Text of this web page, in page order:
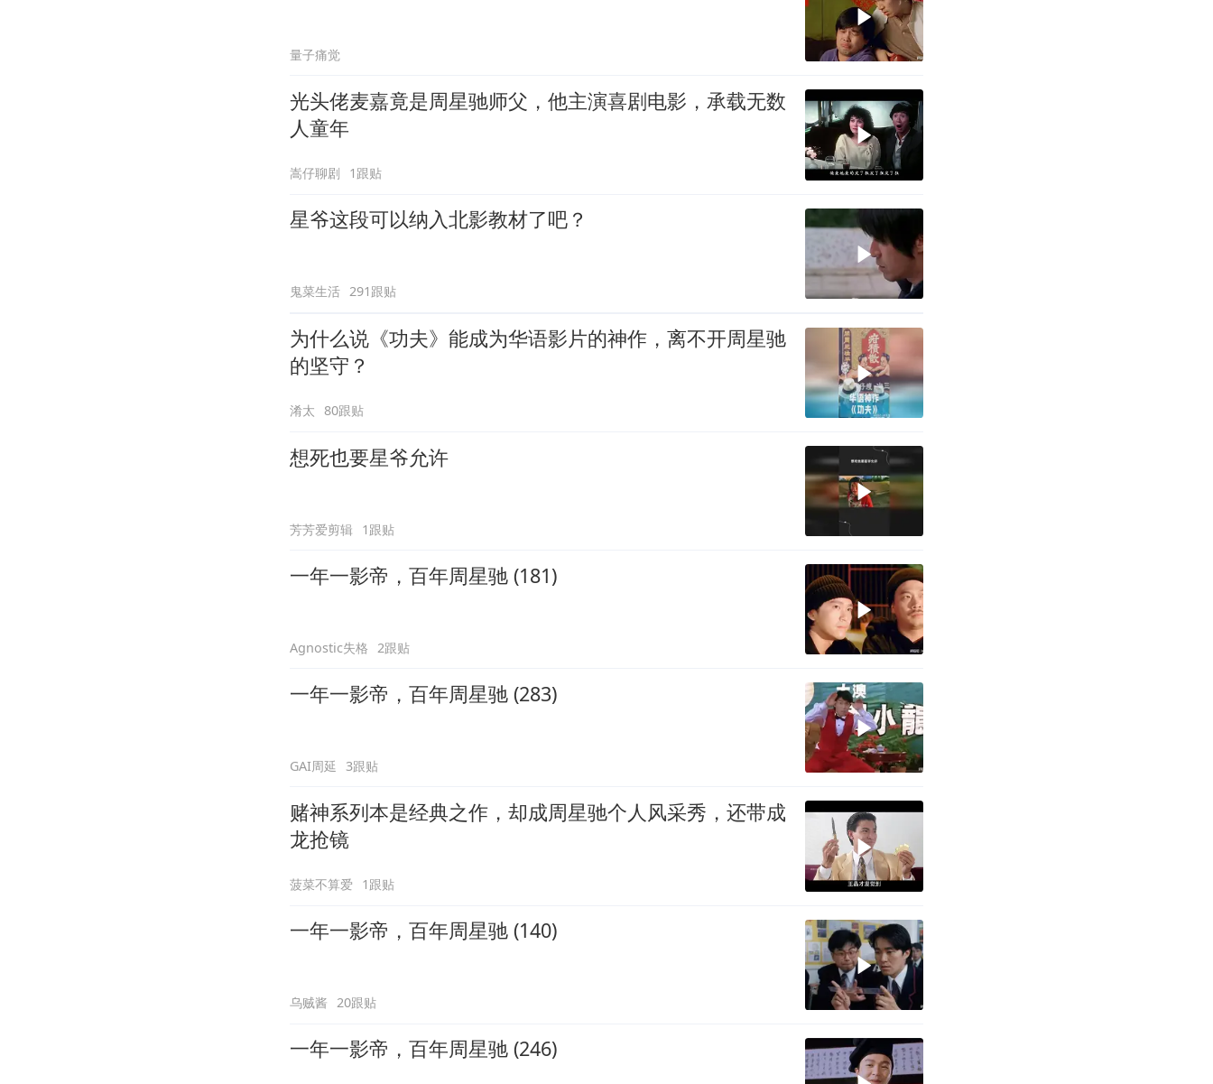
量子痛觉
光头佬麦嘉竟是周星驰师父，他主演喜剧电影，承载无数
人童年
嵩仔聊剧 1跟贴
星爷这段可以纳入北影教材了吧？
鬼菜生活 291跟贴
为什么说《功夫》能成为华语影片的神作，离不开周星驰
的坚守？
淆太 80跟贴
想死也要星爷允许
芳芳爱剪辑 1跟贴
一年一影帝，百年周星驰 (181)
Agnostic失格 2跟贴
一年一影帝，百年周星驰 (283)
GAI周延 3跟贴
赌神系列本是经典之作，却成周星驰个人风采秀，还带成
龙抢镜
菠菜不算爱 1跟贴
一年一影帝，百年周星驰 (140)
乌贼酱 20跟贴
一年一影帝，百年周星驰 (246)